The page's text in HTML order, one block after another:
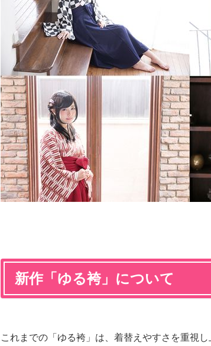
新作「ゆる袴」について
これまでの「ゆる袴」は、着替えやすさを重視